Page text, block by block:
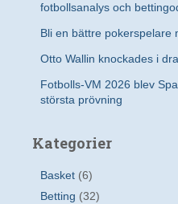
fotbollsanalys och
Bli en bättre pokerspelare
Otto Wallin knockades i
Fotbolls-VM 2026 blev
största prövning
Kategorier
Basket (6)
Betting (32)